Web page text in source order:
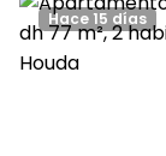
Hace 15 días